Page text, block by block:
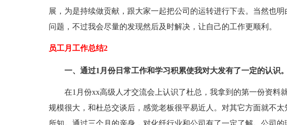
展，为是持续做贡献，跟大家一起把公司的运转进行下去。当然也
问题，不过我会尽量的发现然后及时解决，让自己的工作更顺利。
员工月工作总结2
一、通过1月份日常工作和学习积累使我对大发有了一定的认识。
在1月份xx高级人才交流会上认识了杜总，我拿到的第一份资料
规模很大，和杜总交谈后，感觉老板很平易近人。对其它方面就不
所知。通过三个月的亲身，对化纤行业和公司有了一定了解。公司